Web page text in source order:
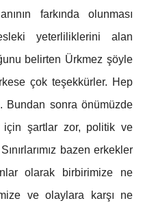
farkında olunması
yeterliliklerini alan
belirten Ürkmez şöyle
çok teşekkürler. Hep
Bundan sonra önümüzde
için şartlar zor, politik ve
bazen erkekler
olarak birbirimize ne
ve olaylara karşı ne